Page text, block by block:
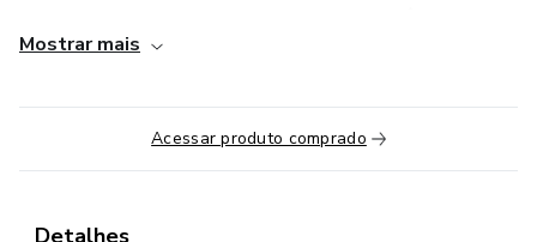
competência!
Enem - o que fazer e não fazer no dia da prova conta com
mais de 30 dicas do que fazer e não fazer, separadas por
competência!
E vocês ainda contam com mais bônus: você tem mais
Mostrar mais
Acessar produto comprado
Detalhes